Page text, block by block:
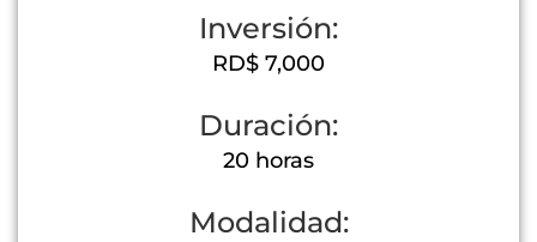
Inversión:
RD$ 7,000
Duración:
20 horas
Modalidad: